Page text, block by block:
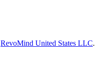
RevoMind United States LLC.